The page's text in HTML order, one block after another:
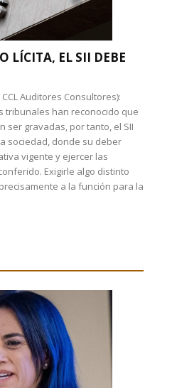
LÍCITA, EL SII DEBE
Auditores Consultores):
tribunales han reconocido que
ser gravadas, por tanto, el SII
sociedad, donde su deber
vigente y ejercer las
Exigirle algo distinto
a la función para la